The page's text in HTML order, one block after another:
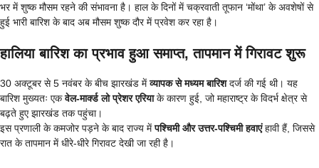
भर में शुष्क मौसम रहने की संभावना है। हाल के दिनों में चक्रवाती तूफान ‘मोंथा’ के अवशेषों से
हुई भारी बारिश के बाद अब मौसम शुष्क दौर में प्रवेश कर रहा है।
हालिया बारिश का प्रभाव हुआ समाप्त, तापमान में गिरावट शुरू
30 अक्टूबर से 5 नवंबर के बीच झारखंड मेंव्यापक से मध्यम बारिशदर्ज की गई थी। यह
बारिश मुख्यतः एकवेल-मार्क्ड लो प्रेशर एरियाके कारण हुई, जो महाराष्ट्र के विदर्भ क्षेत्र से
बढ़ते हुए झारखंड तक पहुंचा।
इस प्रणाली के कमजोर पड़ने के बाद राज्य मेंपश्चिमी और उत्तर-पश्चिमी हवाएंहावी हैं, जिससे
रात के तापमान में धीरे-धीरे गिरावट देखी जा रही है।